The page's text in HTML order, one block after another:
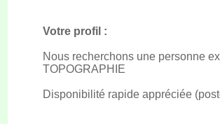
Votre profil :
Nous recherchons une personne
TOPOGRAPHIE
Disponibilité rapide appréciée